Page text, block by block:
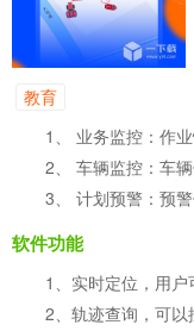
教育
1、 业务监控：作
2、 车辆监控：车
3、 计划预警：预
软件功能
1、实时定位，用户
2、轨迹查询，可以